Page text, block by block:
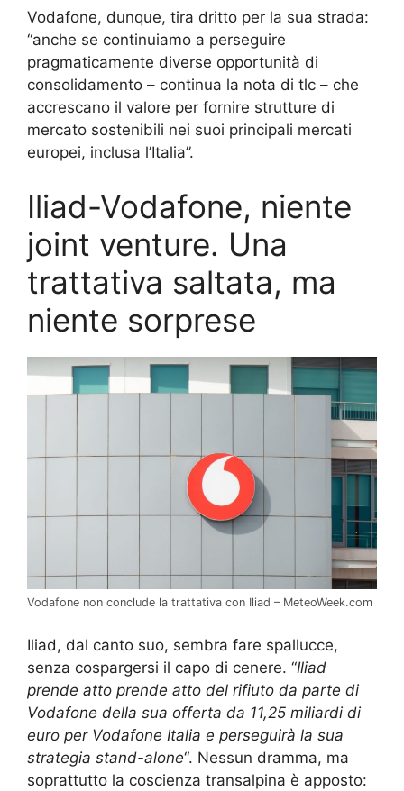
Vodafone, dunque, tira dritto per la sua strada:
“anche se continuiamo a perseguire
pragmaticamente diverse opportunità di
consolidamento – continua la nota di tlc – che
accrescano il valore per fornire strutture di
mercato sostenibili nei suoi principali mercati
europei, inclusa l’Italia”.
Iliad-Vodafone, niente
joint venture. Una
trattativa saltata, ma
niente sorprese
Vodafone non conclude la trattativa con Iliad – MeteoWeek.com
Iliad, dal canto suo, sembra fare spallucce,
senza cospargersi il capo di cenere. “Iliad
prende atto prende atto del rifiuto da parte di
Vodafone della sua offerta da 11,25 miliardi di
euro per Vodafone Italia e perseguirà la sua
strategia stand-alone“. Nessun dramma, ma
soprattutto la coscienza transalpina è apposto: